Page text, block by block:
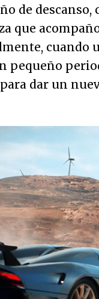
de
que
cuando
pequeño
dar un